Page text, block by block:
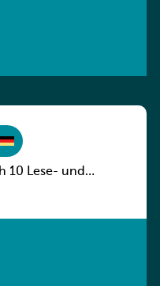
10 Lese- und